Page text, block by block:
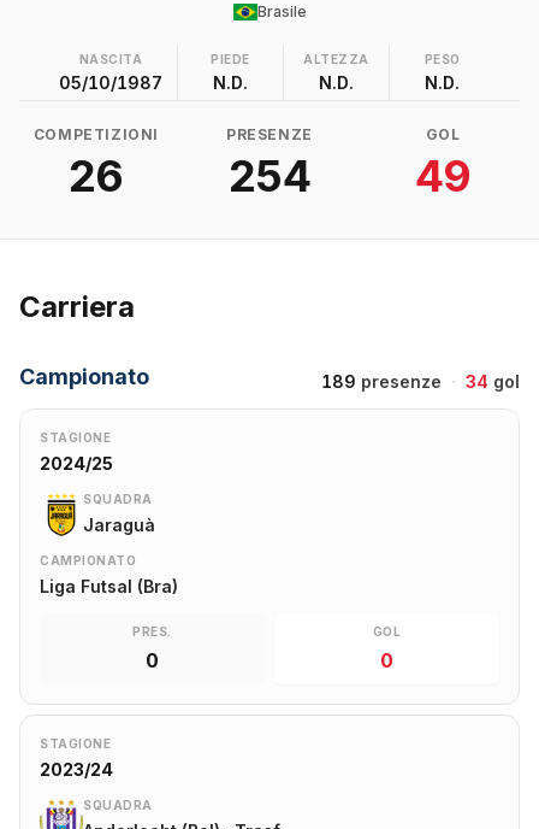
Brasile
NASCITA
05/10/1987
PIEDE
N.D.
ALTEZZA
N.D.
PESO
N.D.
COMPETIZIONI
26
PRESENZE
254
GOL
49
Carriera
Campionato 189 presenze · 34 gol
STAGIONE
2024/25
SQUADRA
Jaraguà
CAMPIONATO
Liga Futsal (Bra)
PRES.
0
GOL
0
STAGIONE
2023/24
SQUADRA